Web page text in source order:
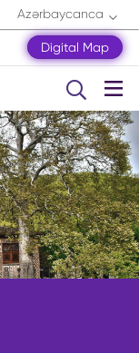
Azərbaycanca
Digital Map